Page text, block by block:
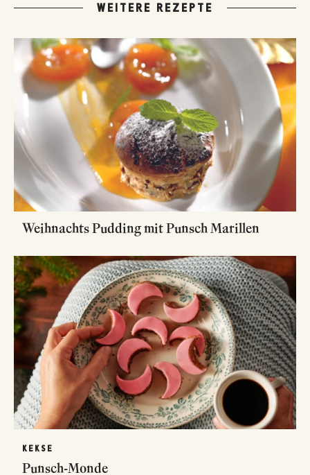
WEITERE REZEPTE
Weihnachts Pudding mit Punsch Marillen
KEKSE
Punsch-Monde